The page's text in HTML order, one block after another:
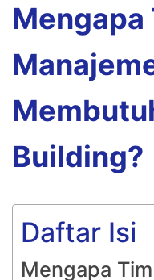
Mengapa
Building?
Daftar Isi
Mengapa